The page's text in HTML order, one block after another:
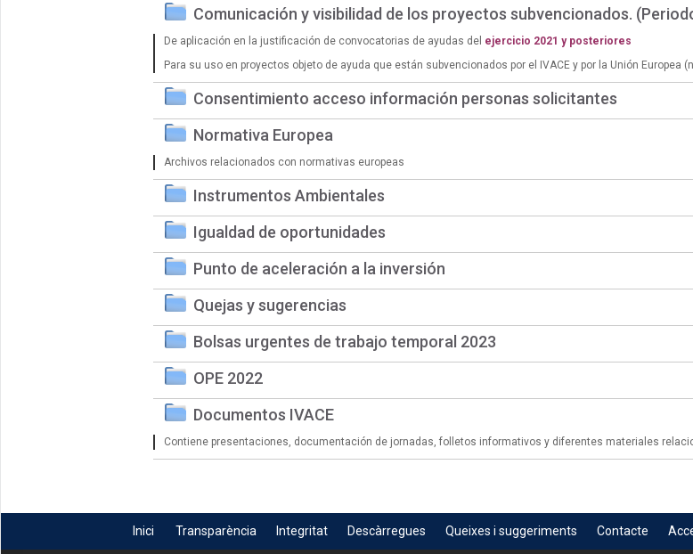
Comunicación y visibilidad de los proyectos subvencionados.
De aplicación en la justificación de convocatorias de ayudas del ejercicio 2021 y posteriores
Para su uso en proyectos objeto de ayuda que están subvencionados por el IVACE y por la Unión
Consentimiento acceso información personas solicitantes
Normativa Europea
Archivos relacionados con normativas europeas
Instrumentos Ambientales
Igualdad de oportunidades
Punto de aceleración a la inversión
Quejas y sugerencias
Bolsas urgentes de trabajo temporal 2023
OPE 2022
Documentos IVACE
Contiene presentaciones, documentación de jornadas, folletos informativos y diferentes materiales
Inici Transparència Integritat Descàrregues Queixes i suggeriments Contacte